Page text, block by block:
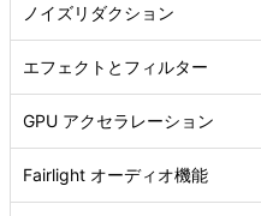
ノイズリダクション
エフェクトとフィルター
GPU アクセラレーション
Fairlight オーディオ機能